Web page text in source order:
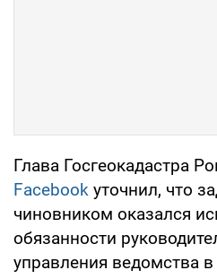
Глава Госгеокадастра
Facebook уточнил, что
чиновником оказался
обязанности
управления ведомства